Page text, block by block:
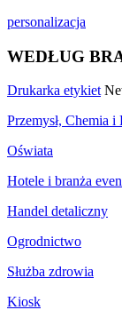
personalizacja
WEDŁUG
Drukarka etykiet
Przemysł, Chemia i
Oświata
Hotele i branża
Handel detaliczny
Ogrodnictwo
Służba zdrowia
Kiosk